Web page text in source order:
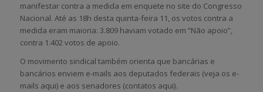
manifestar contra a medida em enquete no site do Congresso
Nacional. Até as 18h desta quinta-feira 11, os votos contra a
medida eram maioria: 3.809 haviam votado em “Não apoio”,
contra 1.402 votos de apoio.
O movimento sindical também orienta que bancárias e
bancários enviem e-mails aos deputados federais (veja os e-
mails aqui) e aos senadores (contatos aqui).